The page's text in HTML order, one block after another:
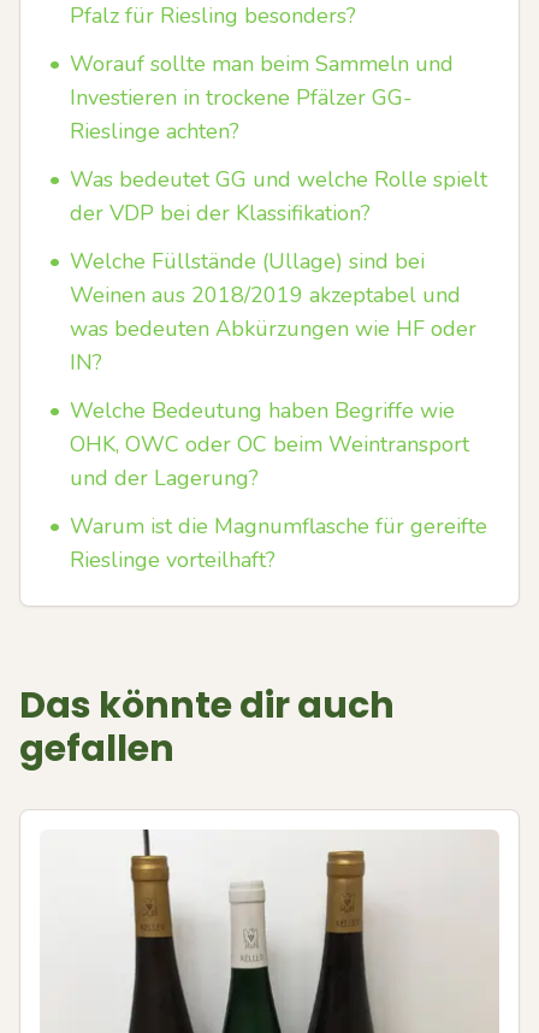
Pfalz für Riesling besonders?
• Worauf sollte man beim Sammeln und
Investieren in trockene Pfälzer GG-
Rieslinge achten?
• Was bedeutet GG und welche Rolle spielt
der VDP bei der Klassifikation?
• Welche Füllstände (Ullage) sind bei
Weinen aus 2018/2019 akzeptabel und
was bedeuten Abkürzungen wie HF oder
IN?
• Welche Bedeutung haben Begriffe wie
OHK, OWC oder OC beim Weintransport
und der Lagerung?
• Warum ist die Magnumflasche für gereifte
Rieslinge vorteilhaft?
Das könnte dir auch
gefallen